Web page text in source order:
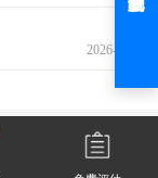
2026-08-07